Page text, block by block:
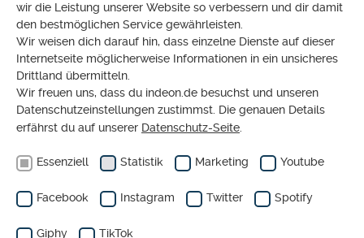
Polizisten-
Mord in
Kusel: Was
macht das
mit dem
KOMMENTAR von MIRIAM GROSS
wir die Leistung unserer Website so verbessern und dir damit
den bestmöglichen Service gewährleisten.
Wir weisen dich darauf hin, dass einzelne Dienste auf dieser
Internetseite möglicherweise Informationen in ein unsicheres
Drittland übermitteln.
Wir freuen uns, dass du indeon.de besuchst und unseren
Datenschutzeinstellungen zustimmst. Die genauen Details
erfährst du auf unserer Datenschutz-Seite
Essenziell Statistik Marketing Youtube
Facebook Instagram Twitter Spotify
Giphy TikTok